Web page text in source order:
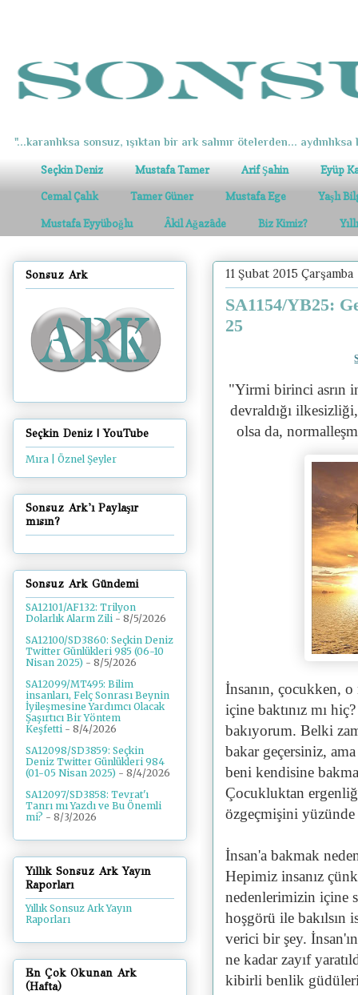
"...karanlıksa sonsuz, ışıktan bir ark salınır ötelerden... aydınlıksa
Seçkin Deniz Mustafa Tamer Arif Şahin Eyüp
Cemal Çalık Tamer Güner Mustafa Ege Yaşlı
Mustafa Eyyüboğlu Âkil Ağazâde Biz Kimiz?
11 Şubat 2015 Çarşamba
SA1154/YB25:
25
"Yirmi birinci asrın
devraldığı ilkesizliği,
olsa da,
İnsanın, çocukken,
içine baktınız mı
bakıyorum. Belki
bakar geçersiniz,
beni kendisine
Çocukluktan
özgeçmişini
İnsan'a bakmak
Hepimiz insanız
nedenlerimizin içine
hoşgörü ile
verici bir şey.
ne kadar zayıf
kibirli benlik
Sonsuz Ark
Seçkin Deniz | YouTube
Mıra | Öznel Şeyler
Sonsuz Ark'ı Paylaşır
mısın?
Sonsuz Ark Gündemi
SA12101/AF132: Trilyon
Dolarlık Alarm Zili - 8/5/2026
SA12100/SD3860: Seçkin Deniz
Twitter Günlükleri 985 (06-10
Nisan 2025) - 8/5/2026
SA12099/MT495: Bilim
insanları, Felç Sonrası Beynin
İyileşmesine Yardımcı Olacak
Şaşırtıcı Bir Yöntem
Keşfetti - 8/4/2026
SA12098/SD3859: Seçkin
Deniz Twitter Günlükleri 984
(01-05 Nisan 2025) - 8/4/2026
SA12097/SD3858: Tevrat'ı
Tanrı mı Yazdı ve Bu Önemli
mi? - 8/3/2026
Yıllık Sonsuz Ark Yayın
Raporları
Yıllık Sonsuz Ark Yayın
Raporları
En Çok Okunan Ark
(Hafta)